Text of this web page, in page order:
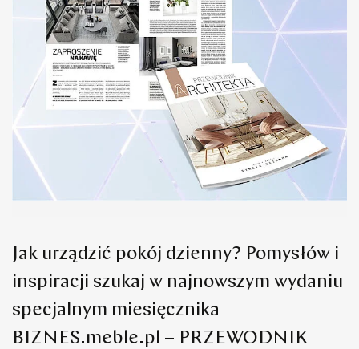
Jak urządzić pokój dzienny? Pomysłów i
inspiracji szukaj w najnowszym wydaniu
specjalnym miesięcznika
BIZNES.meble.pl – PRZEWODNIK